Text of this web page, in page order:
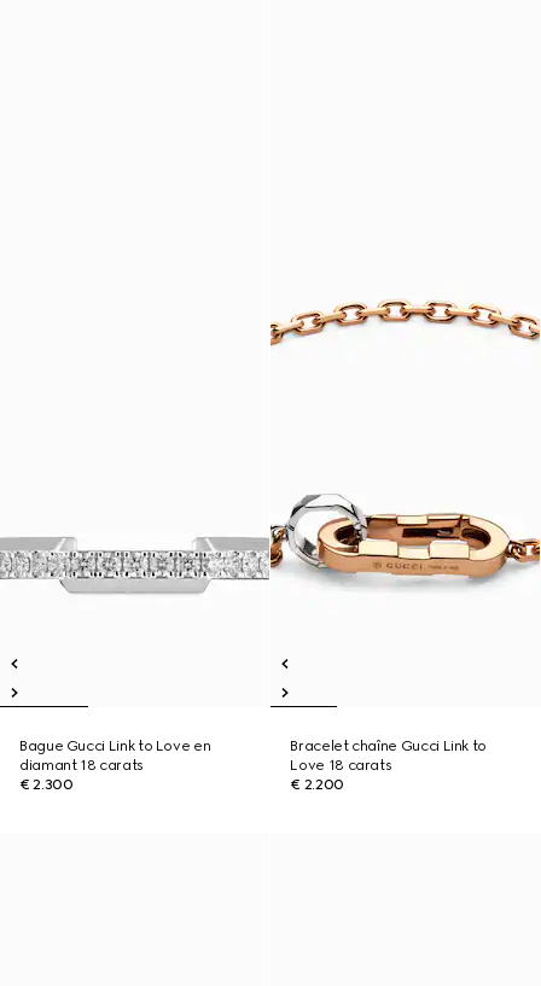
Bague Gucci Link to Love en
diamant 18 carats
€ 2.300
Bracelet chaîne Gucci Link to
Love 18 carats
€ 2.200